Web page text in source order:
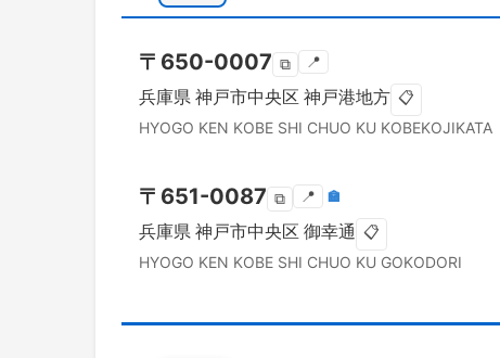
〒 650-0007 ⧉ 📍
兵庫県 神戸市中央区 神戸港地方 📋
HYOGO KEN KOBE SHI CHUO KU KOBEKOJIKATA
〒 651-0087 ⧉ 📍 🏣
兵庫県 神戸市中央区 御幸通 📋
HYOGO KEN KOBE SHI CHUO KU GOKODORI